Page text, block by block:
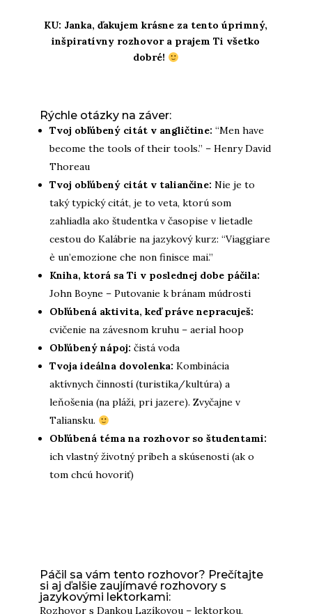
KU: Janka, ďakujem krásne za tento úprimný,
inšpiratívny rozhovor a prajem Ti všetko
dobré!
Rýchle otázky na záver:
Tvoj obľúbený citát v angličtine: “Men have
become the tools of their tools.” – Henry David
Thoreau
Tvoj obľúbený citát v taliančine: Nie je to
taký typický citát, je to veta, ktorú som
zahliadla ako študentka v časopise v lietadle
cestou do Kalábrie na jazykový kurz: “Viaggiare
è un’emozione che non finisce mai.”
Kniha, ktorá sa Ti v poslednej dobe páčila:
John Boyne – Putovanie k bránam múdrosti
Obľúbená aktivita, keď práve nepracuješ:
cvičenie na závesnom kruhu – aerial hoop
Obľúbený nápoj: čistá voda
Tvoja ideálna dovolenka: Kombinácia
aktívnych činností (turistika/kultúra) a
leňošenia (na pláži, pri jazere). Zvyčajne v
Taliansku.
Obľúbená téma na rozhovor so študentami:
ich vlastný životný príbeh a skúsenosti (ak o
tom chcú hovoriť)
Páčil sa vám tento rozhovor? Prečítajte
si aj ďalšie zaujímavé rozhovory s
jazykovými lektorkami:
Rozhovor s Dankou Lazíkovou – lektorkou,